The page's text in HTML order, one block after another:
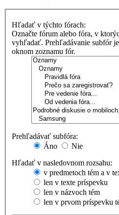
Hľadať v týchto fórach:
Označte fórum alebo fóra, v
vyhľadať. Prehľadávanie subfór
oknom zoznamu fór.
Prehľadávať subfóra:
Áno
Nie
Hľadať v nasledovnom rozsahu:
v predmetoch tém a v
len v texte príspevku
len v názvoch tém
len v prvom príspevku